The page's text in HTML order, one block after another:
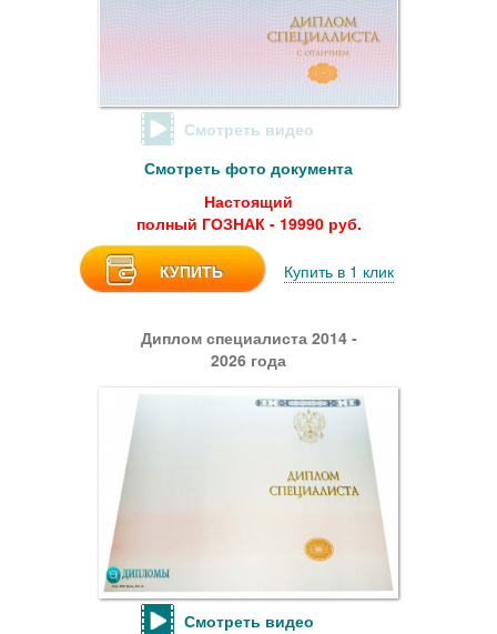
Смотреть видео
Смотреть фото документа
Настоящий
полный ГОЗНАК - 19990 руб.
КУПИТЬ Купить в 1 клик
Диплом специалиста 2014 -
2026 года
Смотреть видео